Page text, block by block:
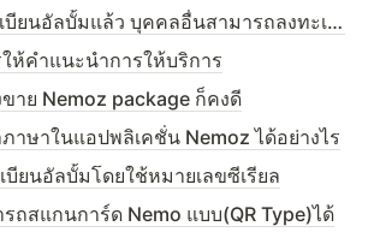
27.เมื่อลงทะเบียนอัลบั้มแล้ว บุคคลอื่นสามารถลงทะเบียนอัลบั้มได้อีกหรือไม่?
ห้คำแนะนำการให้บริการ
าย Nemoz package ก็คงดี
าษาในแอปพลิเคชั่น Nemoz ได้อย่างไร
บียนอัลบั้มโดยใช้หมายเลขซีเรียล
ถสแกนการ์ด Nemo แบบ(QR Type)ได้